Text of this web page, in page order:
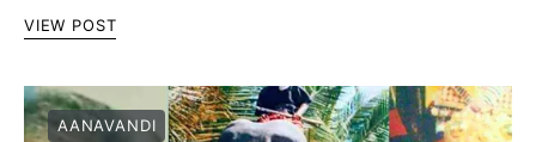
VIEW POST
AANAVANDI